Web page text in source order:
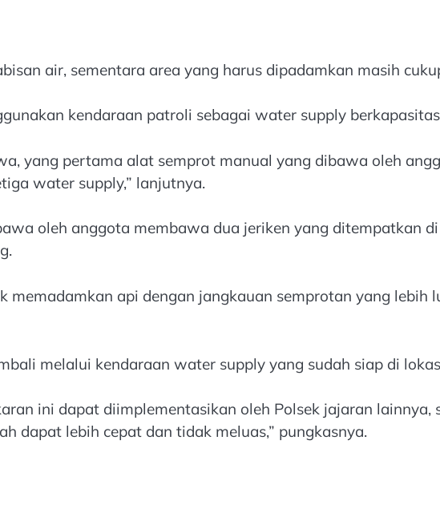
air, sementara area yang harus dipadamkan masih
kendaraan patroli sebagai water supply
yang pertama alat semprot manual yang dibawa oleh
water supply,” lanjutnya.
oleh anggota membawa dua jeriken yang ditempatkan
memadamkan api dengan jangkauan semprotan yang lebih
melalui kendaraan water supply yang sudah siap di
ini dapat diimplementasikan oleh Polsek jajaran lainnya,
dapat lebih cepat dan tidak meluas,” pungkasnya.